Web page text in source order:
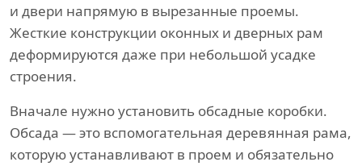
и двери напрямую в вырезанные проемы.
Жесткие конструкции оконных и дверных рам
деформируются даже при небольшой усадке
строения.
Вначале нужно установить обсадные коробки.
Обсада — это вспомогательная деревянная рама,
которую устанавливают в проем и обязательно